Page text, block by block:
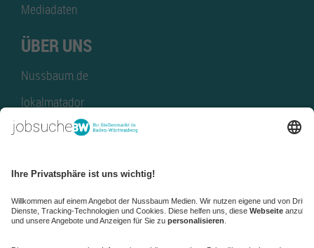
Mediadaten
ÜBER UNS
Nussbaum.de
lokalmatador
kaufinBW
NussbaumID
Nussbaum Medien